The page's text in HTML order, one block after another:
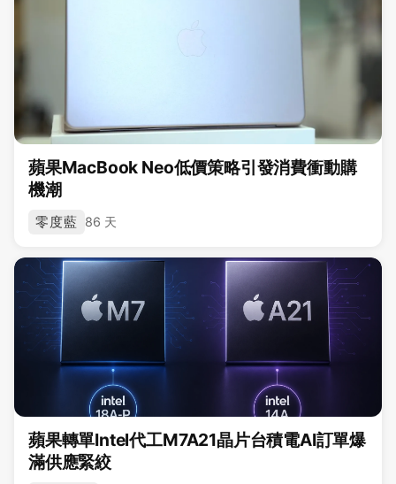
蘋果MacBook Neo低價策略引發消費衝動購
機潮
零度藍 86 天
蘋果轉單Intel代工M7A21晶片台積電AI訂單爆
滿供應緊絞